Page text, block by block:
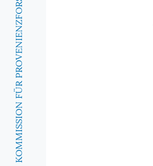
KOMMISSION FÜR PROVENIENZFORSCHUNG